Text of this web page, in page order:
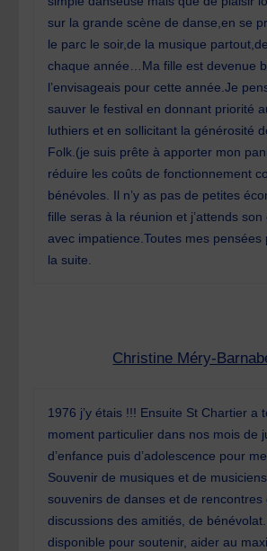
sur la grande scène de danse,en se
le parc le soir,de la musique
chaque année…Ma fille est devenue
l’envisageais pour cette année.Je
sauver le festival en donnant priorité
luthiers et en sollicitant la générosité
Folk.(je suis prête à apporter mon
réduire les coûts de fonctionnement
bénévoles. Il n’y as pas de petites
fille seras à la réunion et j’attends
avec impatience.Toutes mes pensées
la suite.
Christine Méry-
1976 j’y étais !!! Ensuite St Chartier a
moment particulier dans nos mois de
d’enfance puis d’adolescence pour
Souvenir de musiques et de
souvenirs de danses et de rencontres
discussions des amitiés, de
disponible pour soutenir, aider au